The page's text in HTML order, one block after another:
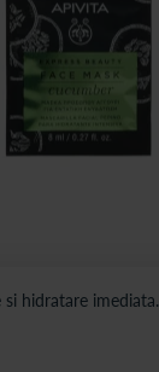
hidratare imediata.